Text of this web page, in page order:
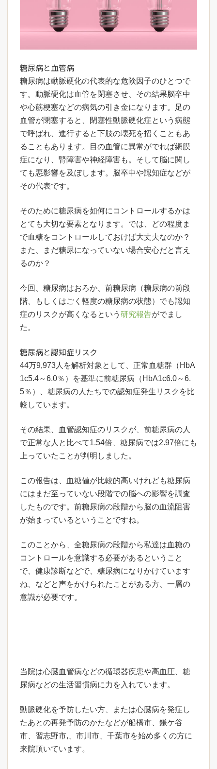
糖尿病と血管病
糖尿病は動脈硬化の代表的な危険因子のひとつで
す。動脈硬化は血管を閉塞させ、その結果脳卒中
や心筋梗塞などの病気の引き金になります。足の
血管が閉塞すると、閉塞性動脈硬化症という病態
で呼ばれ、進行すると下肢の壊死を招くこともあ
ることもあります。目の血管に異常がでれば網膜
症になり、腎障害や神経障害も。そして脳に関し
ても悪影響を及ぼします。脳卒中や認知症などが
その代表です。
そのために糖尿病を如何にコントロールするかは
とても大切な要素となります。では、どの程度ま
で血糖をコントロールしておけば大丈夫なのか？
また、まだ糖尿になっていない場合安心だと言え
るのか？
今回、糖尿病はおろか、前糖尿病（糖尿病の前段
階、もしくはごく軽度の糖尿病の状態）でも認知
症のリスクが高くなるという 研究報告がでまし
た。
糖尿病と認知症リスク
44万9,973人を解析対象として、正常血糖群（HbA
1c5.4～6.0％）を基準に前糖尿病（HbA1c6.0～6.
5％）、糖尿病の人たちでの認知症発生リスクを比
較しています。
その結果、血管認知症のリスクが、前糖尿病の人
で正常な人と比べて1.54倍、糖尿病では2.97倍にも
上っていたことが判明しました。
この報告は、血糖値が比較的高いけれども糖尿病
にはまだ至っていない段階での脳への影響を調査
したものです。前糖尿病の段階から脳の血流阻害
が始まっているということですね。
このことから、全糖尿病の段階から私達は血糖の
コントロールを意識する必要があるということ
で、健康診断などで、糖尿病になりかけています
ね、などと声をかけられたことがある方、一層の
意識が必要です。
当院は心臓血管病などの循環器疾患や高血圧、糖
尿病などの生活習慣病に力を入れています。
動脈硬化を予防したい方、または心臓病を発症し
たあとの再発予防のかたなどが船橋市、鎌ケ谷
市、習志野市,、市川市、千葉市を始め多くの方に
来院頂いています。